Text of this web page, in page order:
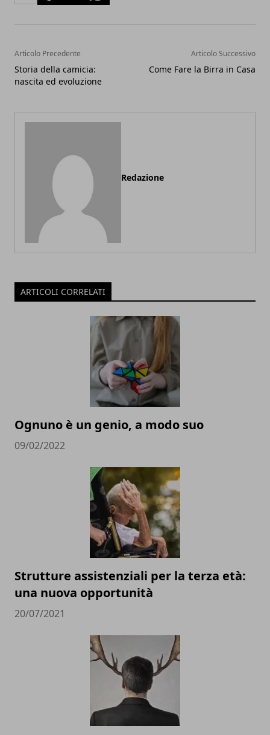
Articolo Precedente
Storia della camicia:
nascita ed evoluzione
Articolo Successivo
Come Fare la Birra in Casa
Redazione
ARTICOLI CORRELATI
Ognuno è un genio, a modo suo
09/02/2022
Strutture assistenziali per la terza età:
una nuova opportunità
20/07/2021